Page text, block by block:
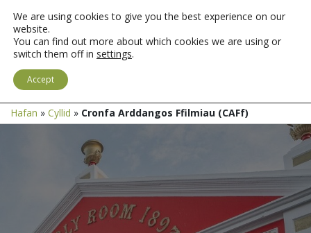
Hafan » Cyllid » Cronfa Arddangos Ffilmiau (CAFf)
We are using cookies to give you the best experience on our
website.
You can find out more about which cookies we are using or
switch them off in settings.
Accept